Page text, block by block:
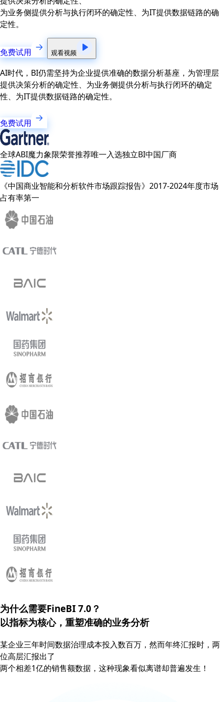
为业务侧提供分析与执行闭环的确定性、为IT提供数据链路的确
定性。
免费试用 观看视频
AI时代，BI仍需坚持为企业提供准确的数据分析基座，为管理层
提供决策分析的确定性、为业务侧提供分析与执行闭环的确定
性、为IT提供数据链路的确定性。
免费试用
全球ABI魔力象限荣誉推荐唯一入选独立BI中国厂商
《中国商业智能和分析软件市场跟踪报告》2017-2024年度市场
占有率第一
为什么需要FineBI 7.0？
以指标为核心，重塑准确的业务分析
某企业三年时间数据治理成本投入数百万，然而年终汇报时，两
位高层汇报出了
两个相差1亿的销售额数据，这种现象看似离谱却普遍发生！